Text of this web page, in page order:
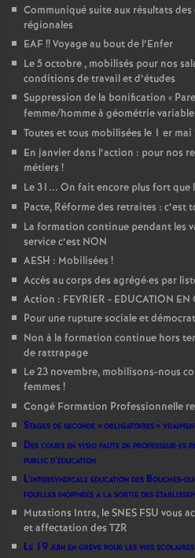
Communiqué suite aux résultats
régionales
EAF!! Voyage au bout de l’Enfer
Le 5 octobre , mobilisés pour nos
conditions de travail et d’études
Suppression de la bonification «
femme/homme à géométrie variable
Toutes et tous mobilisées le 1 er mai
En janvier dans l’action : pour nos
métiers !
Le 31... On fait encore plus fort que
Pacte, Réforme des retraites : c’est
La formation continue pendant les
service c’est NON
AESH : Mobilisées !
Accès au corps des agrégé·es par
Action : FEVRIER - EDUCATION EN
Pour une rupture sociale et
Non à la formation continue hors
de rattrapage
Le 23 novembre, mobilisons-nous
femmes !
Congé Formation Professionnelle
Stages de seconde «obligatoires»
Des cours en visio faute de professeur·es
public d’éducation
L’intersyndicale éducation des Bouches-
fouilles inopinées à la sortie des
Mutations Intra, le SNES FSU vous
et affectation des TZR
Le 19 juin en grève pour les vies scolaires